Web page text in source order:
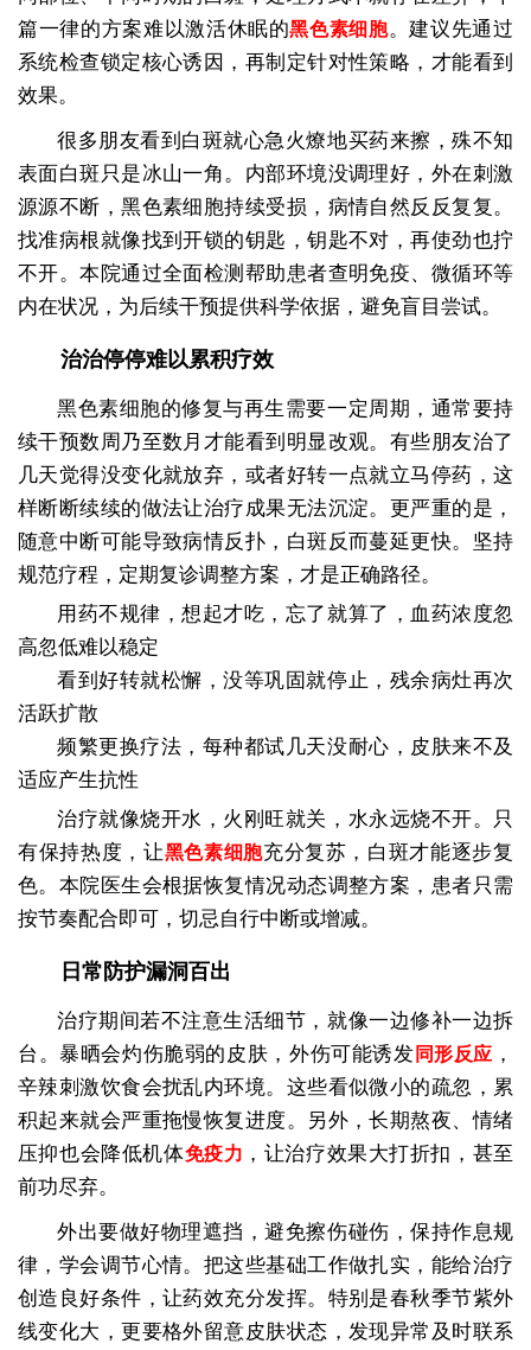
篇一律的方案难以激活休眠的黑色素细胞。建议先通过
系统检查锁定核心诱因，再制定针对性策略，才能看到
效果。
很多朋友看到白斑就心急火燎地买药来擦，殊不知
表面白斑只是冰山一角。内部环境没调理好，外在刺激
源源不断，黑色素细胞持续受损，病情自然反反复复。
找准病根就像找到开锁的钥匙，钥匙不对，再使劲也拧
不开。本院通过全面检测帮助患者查明免疫、微循环等
内在状况，为后续干预提供科学依据，避免盲目尝试。
治治停停难以累积疗效
黑色素细胞的修复与再生需要一定周期，通常要持
续干预数周乃至数月才能看到明显改观。有些朋友治了
几天觉得没变化就放弃，或者好转一点就立马停药，这
样断断续续的做法让治疗成果无法沉淀。更严重的是，
随意中断可能导致病情反扑，白斑反而蔓延更快。坚持
规范疗程，定期复诊调整方案，才是正确路径。
用药不规律，想起才吃，忘了就算了，血药浓度忽
高忽低难以稳定
看到好转就松懈，没等巩固就停止，残余病灶再次
活跃扩散
频繁更换疗法，每种都试几天没耐心，皮肤来不及
适应产生抗性
治疗就像烧开水，火刚旺就关，水永远烧不开。只
有保持热度，让黑色素细胞充分复苏，白斑才能逐步复
色。本院医生会根据恢复情况动态调整方案，患者只需
按节奏配合即可，切忌自行中断或增减。
日常防护漏洞百出
治疗期间若不注意生活细节，就像一边修补一边拆
台。暴晒会灼伤脆弱的皮肤，外伤可能诱发 同形反应 ，
辛辣刺激饮食会扰乱内环境。这些看似微小的疏忽，累
积起来就会严重拖慢恢复进度。另外，长期熬夜、情绪
压抑也会降低机体免疫力 ，让治疗效果大打折扣，甚至
前功尽弃。
外出要做好物理遮挡，避免擦伤碰伤，保持作息规
律，学会调节心情。把这些基础工作做扎实，能给治疗
创造良好条件，让药效充分发挥。特别是春秋季节紫外
线变化大，更要格外留意皮肤状态，发现异常及时联系